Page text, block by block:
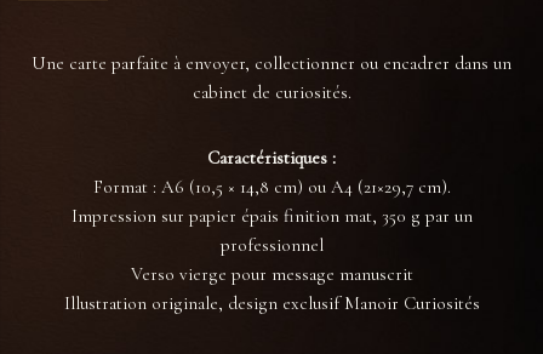
Une carte parfaite à envoyer, collectionner ou encadrer dans un
cabinet de curiosités.
Caractéristiques :
Format : A6 (10,5 × 14,8 cm) ou A4 (21×29,7 cm).
Impression sur papier épais finition mat, 350 g par un
professionnel
Verso vierge pour message manuscrit
Illustration originale, design exclusif Manoir Curiosités